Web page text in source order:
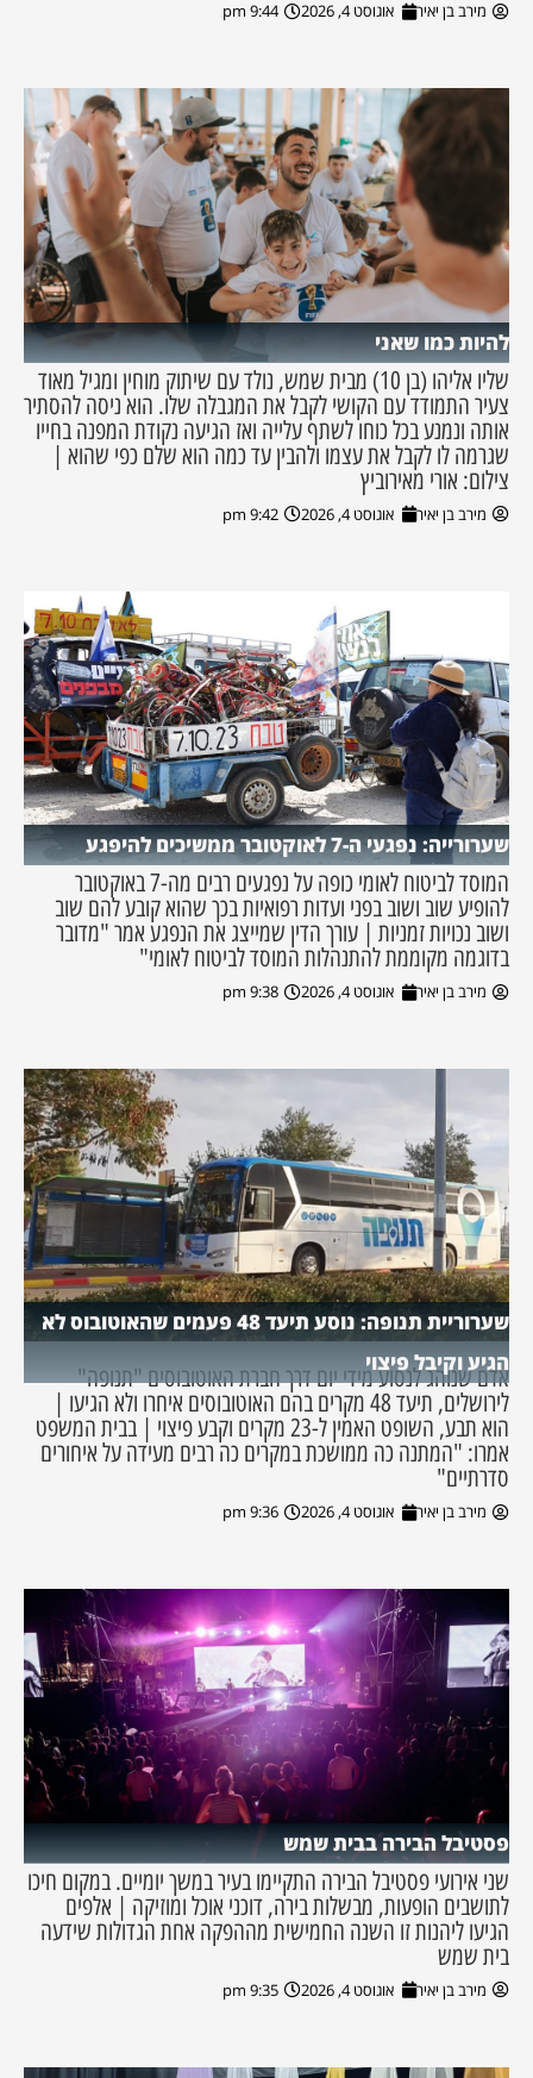
מירב בן יאיר אוגוסט 4, 2026 9:44 pm
להיות כמו שאני
שליו אליהו (בן 10) מבית שמש, נולד עם שיתוק מוחין ומגיל מאוד
צעיר התמודד עם הקושי לקבל את המגבלה שלו. הוא ניסה להסתיר
אותה ונמנע בכל כוחו לשתף עלייה ואז הגיעה נקודת המפנה בחייו
שגרמה לו לקבל את עצמו ולהבין עד כמה הוא שלם כפי שהוא |
צילום: אורי מאירוביץ
מירב בן יאיר אוגוסט 4, 2026 9:42 pm
שערורייה: נפגעי ה-7 לאוקטובר ממשיכים להיפגע
המוסד לביטוח לאומי כופה על נפגעים רבים מה-7 באוקטובר
להופיע שוב ושוב בפני ועדות רפואיות בכך שהוא קובע להם שוב
ושוב נכויות זמניות | עורך הדין שמייצג את הנפגע אמר "מדובר
בדוגמה מקוממת להתנהלות המוסד לביטוח לאומי"
מירב בן יאיר אוגוסט 4, 2026 9:38 pm
שערוריית תנופה: נוסע תיעד 48 פעמים שהאוטובוס לא
הגיע וקיבל פיצוי
אדם שנוהג לנסוע מידי יום דרך חברת האוטובוסים "תנופה"
לירושלים, תיעד 48 מקרים בהם האוטובוסים איחרו ולא הגיעו |
הוא תבע, השופט האמין ל-23 מקרים וקבע פיצוי | בבית המשפט
אמרו: "המתנה כה ממושכת במקרים כה רבים מעידה על איחורים
סדרתיים"
מירב בן יאיר אוגוסט 4, 2026 9:36 pm
פסטיבל הבירה בבית שמש
שני אירועי פסטיבל הבירה התקיימו בעיר במשך יומיים. במקום חיכו
לתושבים הופעות, מבשלות בירה, דוכני אוכל ומוזיקה | אלפים
הגיעו ליהנות זו השנה החמישית מההפקה אחת הגדולות שידעה
בית שמש
מירב בן יאיר אוגוסט 4, 2026 9:35 pm